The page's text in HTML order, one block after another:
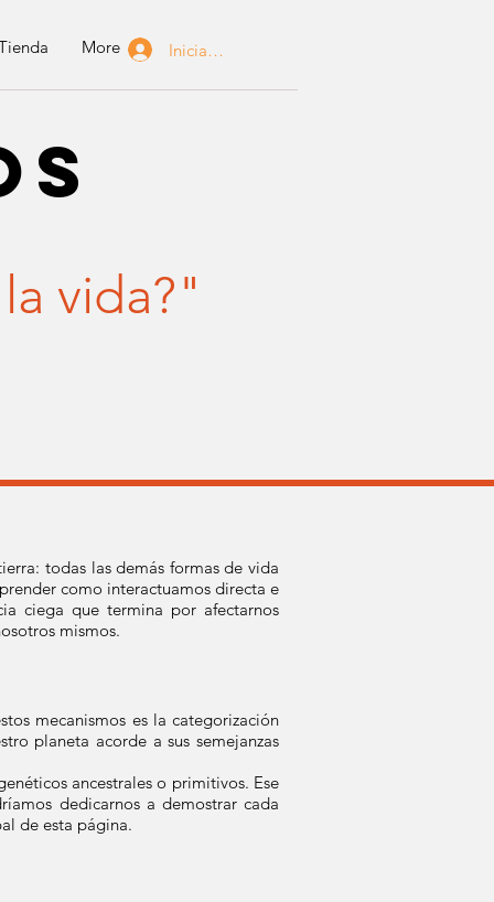
More Iniciar sesión
vida?"
todas las demás formas de vida
como interactuamos directa e
ciega que termina por afectarnos
mismos.
mecanismos es la categorización
planeta acorde a sus semejanzas
ancestrales o primitivos. Ese
dedicarnos a demostrar cada
de esta página.